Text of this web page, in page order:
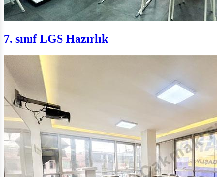
7. sınıf LGS Hazırlık